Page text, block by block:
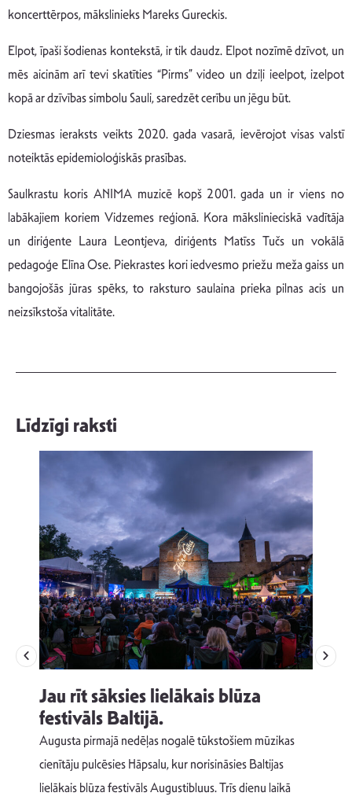
koncerttērpos, mākslinieks Mareks Gureckis.
Elpot, īpaši šodienas kontekstā, ir tik daudz. Elpot nozīmē dzīvot, un
mēs aicinām arī tevi skatīties “Pirms” video un dziļi ieelpot, izelpot
kopā ar dzīvības simbolu Sauli, saredzēt cerību un jēgu būt.
Dziesmas ieraksts veikts 2020. gada vasarā, ievērojot visas valstī
noteiktās epidemioloģiskās prasības.
Saulkrastu koris ANIMA muzicē kopš 2001. gada un ir viens no
labākajiem koriem Vidzemes reģionā. Kora mākslinieciskā vadītāja
un diriģente Laura Leontjeva, diriģents Matīss Tučs un vokālā
pedagoģe Elīna Ose. Piekrastes kori iedvesmo priežu meža gaiss un
bangojošās jūras spēks, to raksturo saulaina prieka pilnas acis un
neizsīkstoša vitalitāte.
Līdzīgi raksti
Jau rīt sāksies lielākais blūza
festivāls Baltijā.
Augusta pirmajā nedēļas nogalē tūkstošiem mūzikas
cienītāju pulcēsies Hāpsalu, kur norisināsies Baltijas
lielākais blūza festivāls Augustibluus. Trīs dienu laikā